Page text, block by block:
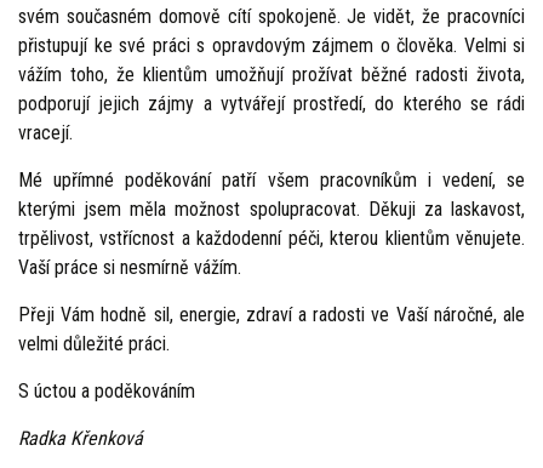
svém současném domově cítí spokojeně. Je vidět, že pracovníci
přistupují ke své práci s opravdovým zájmem o člověka. Velmi si
vážím toho, že klientům umožňují prožívat běžné radosti života,
podporují jejich zájmy a vytvářejí prostředí, do kterého se rádi
vracejí.
Mé upřímné poděkování patří všem pracovníkům i vedení, se
kterými jsem měla možnost spolupracovat. Děkuji za laskavost,
trpělivost, vstřícnost a každodenní péči, kterou klientům věnujete.
Vaší práce si nesmírně vážím.
Přeji Vám hodně sil, energie, zdraví a radosti ve Vaší náročné, ale
velmi důležité práci.
S úctou a poděkováním
Radka Křenková